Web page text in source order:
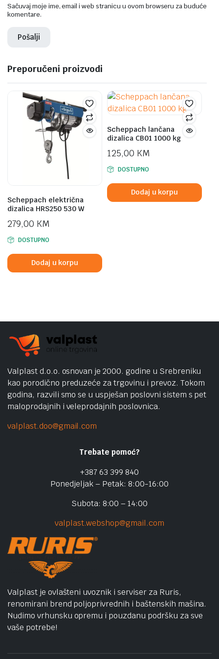
Sačuvaj moje ime, email i web stranicu u ovom browseru za buduće
komentare.
Preporučeni proizvodi
Scheppach električna
dizalica HRS250 530 W
279,00 KM
DOSTUPNO
Dodaj u korpu
Scheppach lančana
dizalica CB01 1000 kg
125,00 KM
DOSTUPNO
Dodaj u korpu
Valplast d.o.o. osnovan je 2000. godine u Srebreniku
kao porodično preduzeće za trgovinu i prevoz. Tokom
godina, razvili smo se u uspješan poslovni sistem s pet
maloprodajnih i veleprodajnih poslovnica.
valplast.doo@gmail.com
Trebate pomoć?
+387 63 399 840
Ponedjeljak – Petak: 8:00-16:00
Subota: 8:00 – 14:00
valplast.webshop@gmail.com
Valplast je ovlašteni uvoznik i serviser za Ruris,
renomirani brend poljoprivrednih i baštenskih mašina.
Nudimo vrhunsku opremu i pouzdanu podršku za sve
vaše potrebe!